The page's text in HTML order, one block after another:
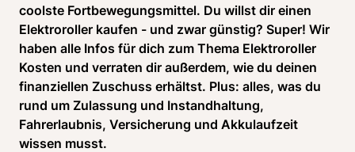
coolste Fortbewegungsmittel. Du willst dir einen
Elektroroller kaufen - und zwar günstig? Super! Wir
haben alle Infos für dich zum Thema Elektroroller
Kosten und verraten dir außerdem, wie du deinen
finanziellen Zuschuss erhältst. Plus: alles, was du
rund um Zulassung und Instandhaltung,
Fahrerlaubnis, Versicherung und Akkulaufzeit
wissen musst.